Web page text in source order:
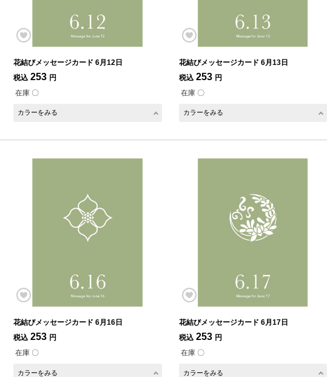
花結びメッセージカード 6月12日
税込 253 円
在庫 〇
カラーをみる
花結びメッセージカード 6月13日
税込 253 円
在庫 〇
カラーをみる
花結びメッセージカード 6月16日
税込 253 円
在庫 〇
カラーをみる
花結びメッセージカード 6月17日
税込 253 円
在庫 〇
カラーをみる